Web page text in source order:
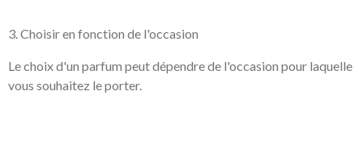
3. Choisir en fonction de l'occasion
Le choix d'un parfum peut dépendre de l'occasion pour laquelle
vous souhaitez le porter.